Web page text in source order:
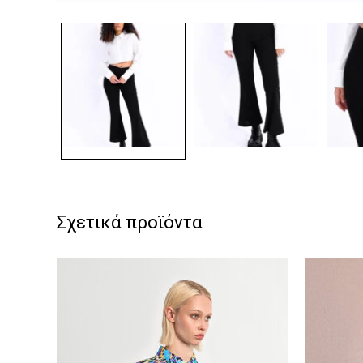
Σχετικά προϊόντα